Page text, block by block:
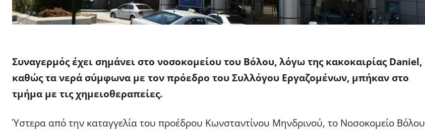
Συναγερμός έχει σημάνει στο νοσοκομείου του Βόλου, λόγω της κακοκαιρίας Daniel,
καθώς τα νερά σύμφωνα με τον πρόεδρο του Συλλόγου Εργαζομένων, μπήκαν στο
τμήμα με τις χημειοθεραπείες.
Ύστερα από την καταγγελία του προέδρου Κωνσταντίνου Μηνδρινού, το Νοσοκομείο Βόλου